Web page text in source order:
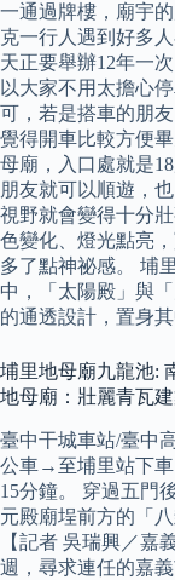
一通過牌樓，廟宇
克一行人遇到好多
天正要舉辦12年一
以大家不用太擔心
可，若是搭車的朋
覺得開車比較方便
母廟，入口處就是
朋友就可以順遊，
視野就會變得十分
色變化、燈光點亮
多了點神祕感。 埔
中，「太陽殿」與
的通透設計，置身其
埔里地母廟九龍池:
地母廟：壯麗青瓦
臺中干城車站/臺中
公車→至埔里站下車
15分鐘。 穿過五門
元殿廟埕前方的「
【記者 吳瑞興／嘉
週，尋求連任的嘉